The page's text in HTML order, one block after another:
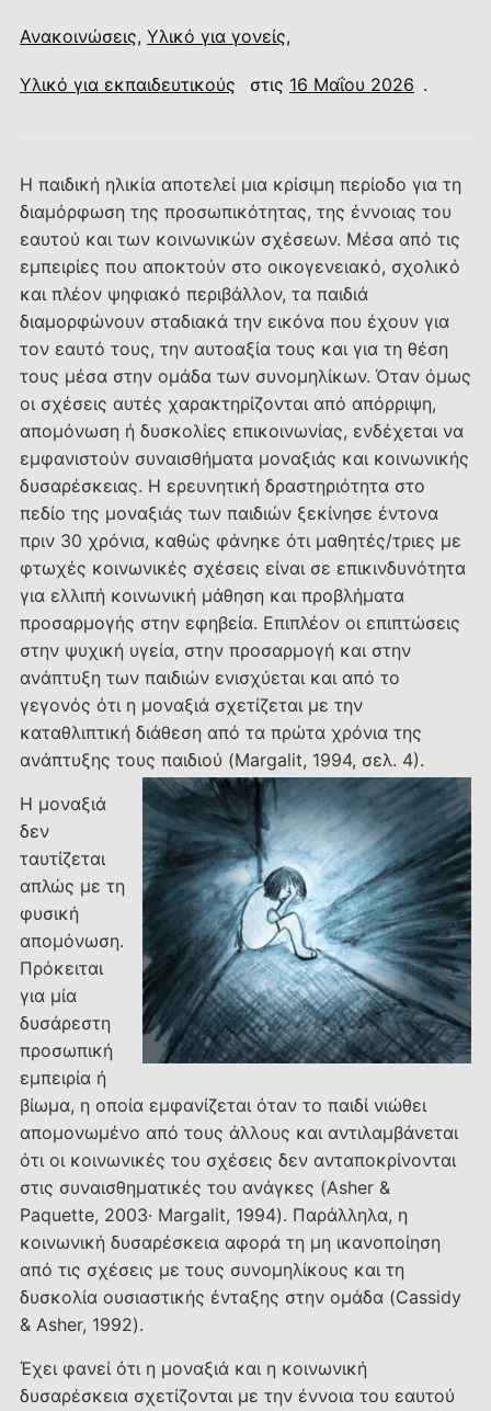
Ανακοινώσεις, Υλικό για γονείς,
Υλικό για εκπαιδευτικούς στις 16 Μαΐου 2026 .
Η παιδική ηλικία αποτελεί μια κρίσιμη περίοδο για τη
διαμόρφωση της προσωπικότητας, της έννοιας του
εαυτού και των κοινωνικών σχέσεων. Μέσα από τις
εμπειρίες που αποκτούν στο οικογενειακό, σχολικό
και πλέον ψηφιακό περιβάλλον, τα παιδιά
διαμορφώνουν σταδιακά την εικόνα που έχουν για
τον εαυτό τους, την αυτοαξία τους και για τη θέση
τους μέσα στην ομάδα των συνομηλίκων. Όταν όμως
οι σχέσεις αυτές χαρακτηρίζονται από απόρριψη,
απομόνωση ή δυσκολίες επικοινωνίας, ενδέχεται να
εμφανιστούν συναισθήματα μοναξιάς και κοινωνικής
δυσαρέσκειας. Η ερευνητική δραστηριότητα στο
πεδίο της μοναξιάς των παιδιών ξεκίνησε έντονα
πριν 30 χρόνια, καθώς φάνηκε ότι μαθητές/τριες με
φτωχές κοινωνικές σχέσεις είναι σε επικινδυνότητα
για ελλιπή κοινωνική μάθηση και προβλήματα
προσαρμογής στην εφηβεία. Επιπλέον οι επιπτώσεις
στην ψυχική υγεία, στην προσαρμογή και στην
ανάπτυξη των παιδιών ενισχύεται και από το
γεγονός ότι η μοναξιά σχετίζεται με την
καταθλιπτική διάθεση από τα πρώτα χρόνια της
ανάπτυξης τους παιδιού (Margalit, 1994, σελ. 4).
Η μοναξιά
δεν
ταυτίζεται
απλώς με τη
φυσική
απομόνωση.
Πρόκειται
για μία
δυσάρεστη
προσωπική
εμπειρία ή
βίωμα, η οποία εμφανίζεται όταν το παιδί νιώθει
απομονωμένο από τους άλλους και αντιλαμβάνεται
ότι οι κοινωνικές του σχέσεις δεν ανταποκρίνονται
στις συναισθηματικές του ανάγκες (Asher &
Paquette, 2003· Margalit, 1994). Παράλληλα, η
κοινωνική δυσαρέσκεια αφορά τη μη ικανοποίηση
από τις σχέσεις με τους συνομηλίκους και τη
δυσκολία ουσιαστικής ένταξης στην ομάδα (Cassidy
& Asher, 1992).
Έχει φανεί ότι η μοναξιά και η κοινωνική
δυσαρέσκεια σχετίζονται με την έννοια του εαυτού